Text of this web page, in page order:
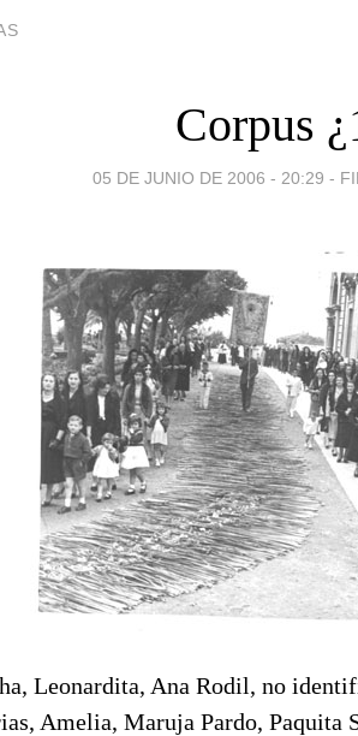
Corpus
05 DE JUNIO DE 2006 - 20:29 -
Leonardita, Ana Rodil, no
Amelia, Maruja Pardo, Paquita